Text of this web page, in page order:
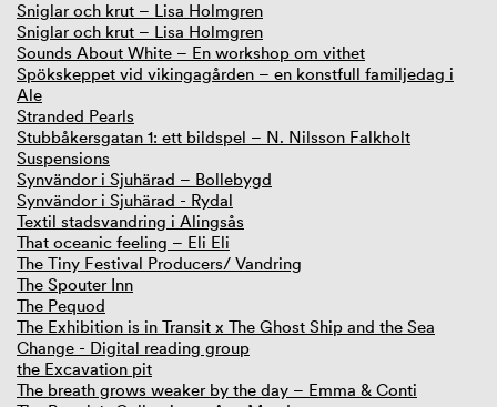
Sniglar och krut – Lisa Holmgren
Sniglar och krut – Lisa Holmgren
Sounds About White – En workshop om vithet
Spökskeppet vid vikingagården – en konstfull familjedag i
Ale
Stranded Pearls
Stubbåkersgatan 1: ett bildspel – N. Nilsson Falkholt
Suspensions
Synvändor i Sjuhärad – Bollebygd
Synvändor i Sjuhärad - Rydal
Textil stadsvandring i Alingsås
That oceanic feeling – Eli Eli
The Tiny Festival Producers/ Vandring
The Spouter Inn
The Pequod
The Exhibition is in Transit x The Ghost Ship and the Sea
Change - Digital reading group
the Excavation pit
The breath grows weaker by the day – Emma & Conti